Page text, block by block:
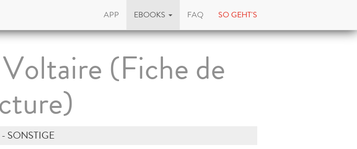
APP EBOOKS FAQ SO GEHT'S
(Fiche de
SONSTIGE